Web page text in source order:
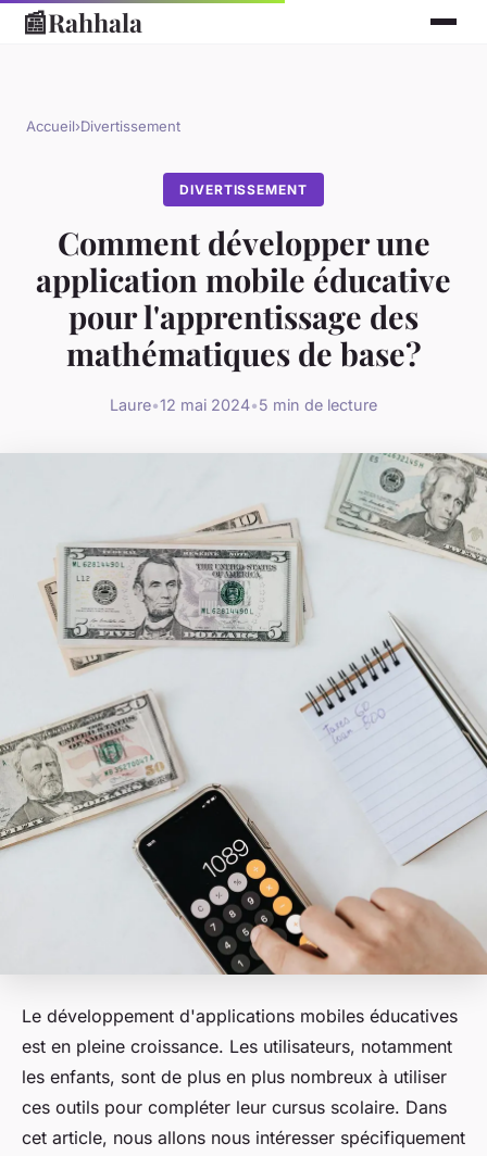
📰Rahhala
Accueil›Divertissement
DIVERTISSEMENT
Comment développer une
application mobile éducative
pour l'apprentissage des
mathématiques de base?
Laure•12 mai 2024•5 min de lecture
Le développement d'applications mobiles éducatives
est en pleine croissance. Les utilisateurs, notamment
les enfants, sont de plus en plus nombreux à utiliser
ces outils pour compléter leur cursus scolaire. Dans
cet article, nous allons nous intéresser spécifiquement